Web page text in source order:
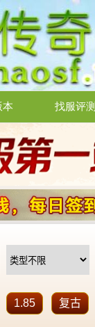
本 找服评